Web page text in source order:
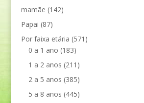
mamãe (142)
Papai (87)
Por faixa etária (571)
0 a 1 ano (183)
1 a 2 anos (211)
2 a 5 anos (385)
5 a 8 anos (445)